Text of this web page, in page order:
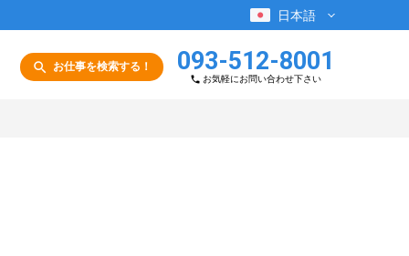
日本語
お仕事を検索する！ 093-512-8001
お気軽にお問い合わせ下さい